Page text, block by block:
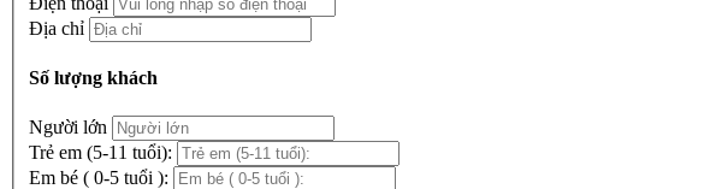
Địa chỉ
Số lượng khách
Người lớn
Trẻ em (5-11 tuổi):
Em bé ( 0-5 tuổi ):